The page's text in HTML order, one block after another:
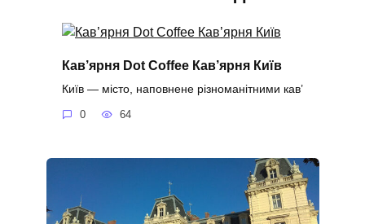
Кав’ярня Dot Coffee Кав’ярня Київ
Київ — місто, наповнене різноманітними кав’
0 64